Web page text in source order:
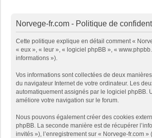
Norvege-fr.com - Politique de
Cette politique explique en détail comment «
« eux », « leur », « logiciel phpBB », «
informations »).
Vos informations sont collectées de deux
du navigateur Internet de votre ordinateur. Les
automatiquement assignés par le logiciel phpBB.
améliore votre navigation sur le forum.
Nous pouvons également créer des cookies
phpBB. La seconde manière est de récupérer
invités »), l’enregistrement sur « Norvege-fr.com